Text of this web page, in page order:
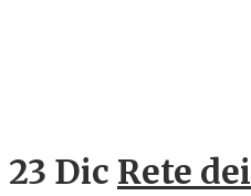
23 Dic Rete